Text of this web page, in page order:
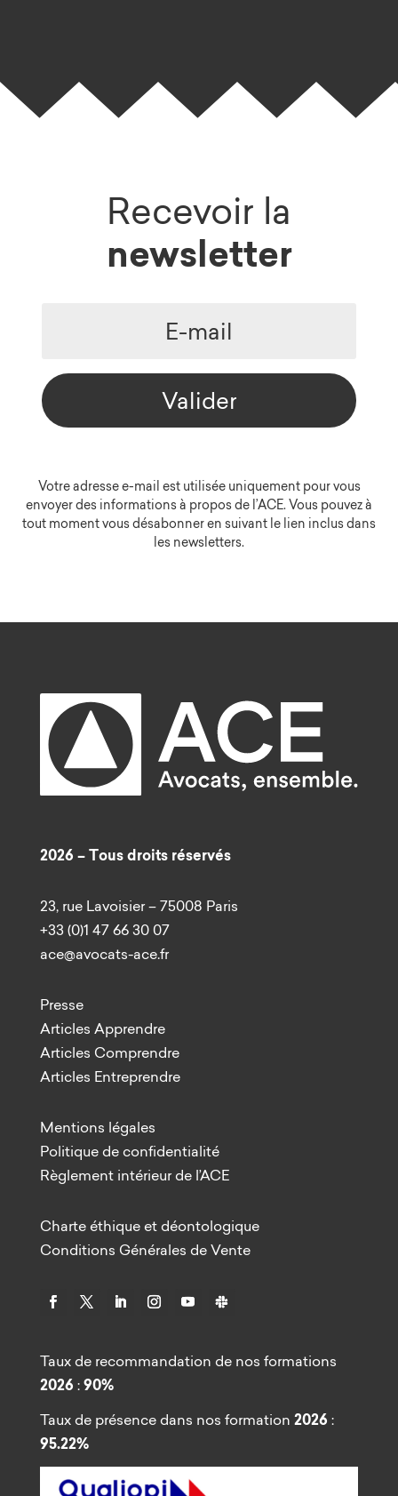
Recevoir la
newsletter
Valider
Votre adresse e-mail est utilisée uniquement pour vous
envoyer des informations à propos de l’ACE. Vous pouvez à
tout moment vous désabonner en suivant le lien inclus dans
les newsletters.
2026 – Tous droits réservés
23, rue Lavoisier – 75008 Paris
+33 (0)1 47 66 30 07
ace@avocats-ace.fr
Presse
Articles Apprendre
Articles Comprendre
Articles Entreprendre
Mentions légales
Politique de confidentialité
Règlement intérieur de l’ACE
Charte éthique et déontologique
Conditions Générales de Vente
Taux de recommandation de nos formations
2026 :90%
Taux de présence dans nos formation 2026 :
95.22%